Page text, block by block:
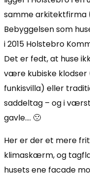
samme arkitektfirma
Bebyggelsen som
i 2015 Holstebro
Det er fedt, at huse
være kubiske
funkisvilla) eller
saddeltag – og i
gavle…. 🙁
Her er der et mere
klimaskærm, og
husets ene facade